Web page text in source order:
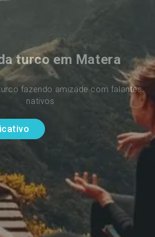
turco em Matera
fazendo amizade com falantes
nativos